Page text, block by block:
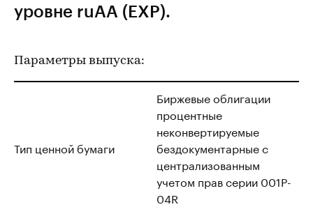
уровне ruАA (EXP).
Параметры выпуска:
Тип ценной бумаги
Биржевые облигации
процентные
неконвертируемые
бездокументарные с
централизованным
учетом прав серии 001P-
04R